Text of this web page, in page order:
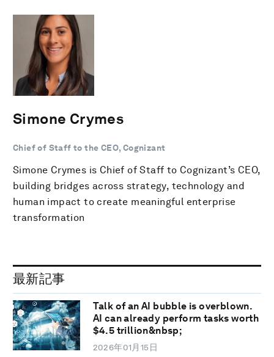
Simone Crymes
Chief of Staff to the CEO, Cognizant
Simone Crymes is Chief of Staff to Cognizant’s CEO,
building bridges across strategy, technology and
human impact to create meaningful enterprise
transformation
最新記事
Talk of an AI bubble is overblown.
AI can already perform tasks worth
$4.5 trillion&nbsp;
2026年01月15日